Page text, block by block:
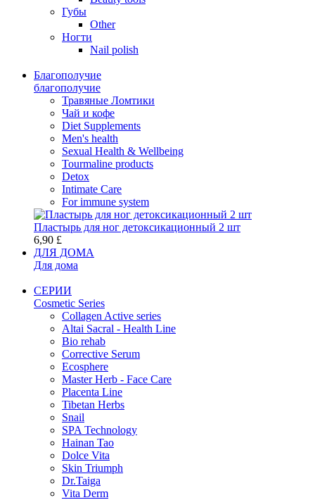
Губы
Other
Ногти
Nail polish
Благополучие
благополучие
Травяные Ломтики
Чай и кофе
Diet Supplements
Men's health
Sexual Health & Wellbeing
Tourmaline products
Detox
Intimate Care
For immune system
Пластырь для ног детоксикационный 2 шт
6,90 £
ДЛЯ ДОМА
Для дома
СЕРИИ
Cosmetic Series
Collagen Active series
Altai Sacral - Health Line
Bio rehab
Corrective Serum
Ecosphere
Master Herb - Face Care
Placenta Line
Tibetan Herbs
Snail
SPA Technology
Hainan Tao
Dolce Vita
Skin Triumph
Dr.Taiga
Vita Derm